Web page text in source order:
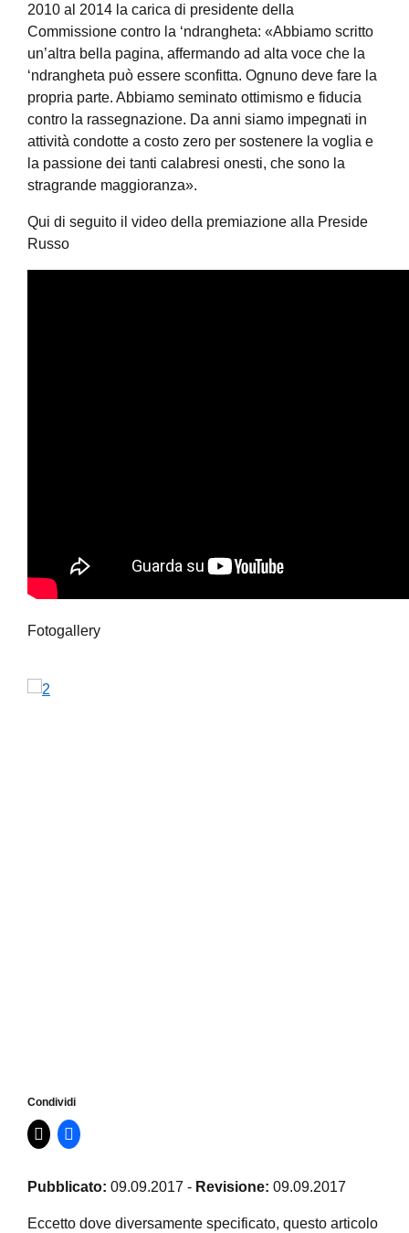
2010 al 2014 la carica di presidente della
Commissione contro la ‘ndrangheta: «Abbiamo scritto
un’altra bella pagina, affermando ad alta voce che la
‘ndrangheta può essere sconfitta. Ognuno deve fare la
propria parte. Abbiamo seminato ottimismo e fiducia
contro la rassegnazione. Da anni siamo impegnati in
attività condotte a costo zero per sostenere la voglia e
la passione dei tanti calabresi onesti, che sono la
stragrande maggioranza».
Qui di seguito il video della premiazione alla Preside
Russo
Fotogallery
Condividi
Pubblicato: 09.09.2017 - Revisione: 09.09.2017
Eccetto dove diversamente specificato, questo articolo